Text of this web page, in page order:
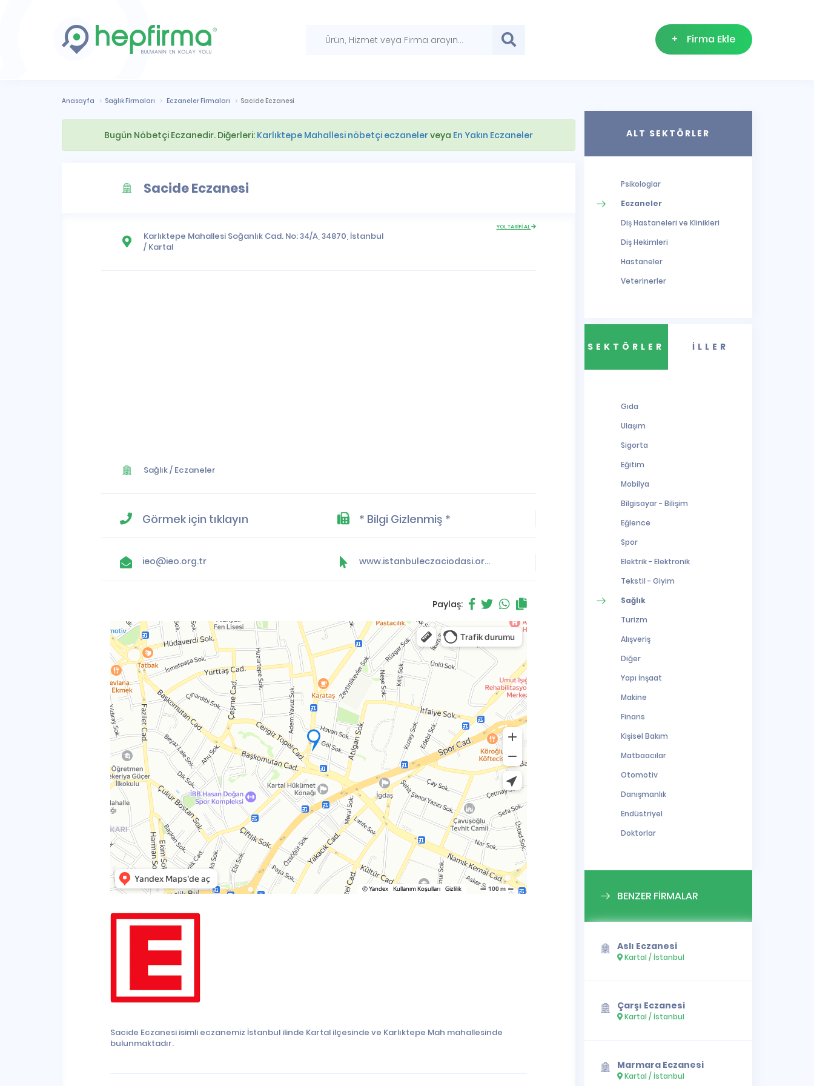
+ Firma Ekle
Anasayfa Sağlık Firmaları Eczaneler Firmaları Sacide Eczanesi
Bugün Nöbetçi Eczanedir. Diğerleri: Karlıktepe Mahallesi nöbetçi eczanelerveya En Yakın Eczaneler
Sacide Eczanesi
Karlıktepe Mahallesi Soğanlık Cad. No: 34/A, 34870, İstanbul
/ Kartal
YOL TARİFİ AL
Sağlık/ Eczaneler
Görmek için tıklayın * Bilgi Gizlenmiş *
ieo@ieo.org.tr www.istanbuleczaciodasi.org.tr
Paylaş:
Sacide Eczanesi isimli eczanemiz İstanbul ilinde Kartal ilçesinde ve Karlıktepe Mah mahallesinde
bulunmaktadır.
ALT SEKTÖRLER
Psikologlar
Eczaneler
Diş Hastaneleri ve Klinikleri
Diş Hekimleri
Hastaneler
Veterinerler
SEKTÖRLER İLLER
Gıda
Ulaşım
Sigorta
Eğitim
Mobilya
Bilgisayar - Bilişim
Eğlence
Spor
Elektrik - Elektronik
Tekstil - Giyim
Sağlık
Turizm
Alışveriş
Diğer
Yapı İnşaat
Makine
Finans
Kişisel Bakım
Matbaacılar
Otomotiv
Danışmanlık
Endüstriyel
Doktorlar
BENZER FİRMALAR
Aslı Eczanesi
Kartal / İstanbul
Çarşı Eczanesi
Kartal / İstanbul
Marmara Eczanesi
Kartal / İstanbul